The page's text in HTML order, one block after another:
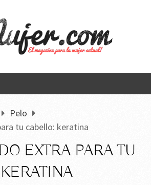
Pelo
tu cabello: keratina
EXTRA PARA TU